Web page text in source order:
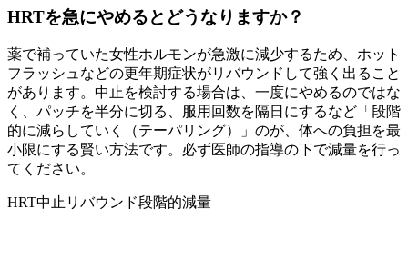
HRTを急にやめるとどうなりますか？
薬で補っていた女性ホルモンが急激に減少するため、ホット
フラッシュなどの更年期症状がリバウンドして強く出ること
があります。中止を検討する場合は、一度にやめるのではな
く、パッチを半分に切る、服用回数を隔日にするなど「段階
的に減らしていく（テーパリング）」のが、体への負担を最
小限にする賢い方法です。必ず医師の指導の下で減量を行っ
てください。
HRT中止 リバウンド段階的減量